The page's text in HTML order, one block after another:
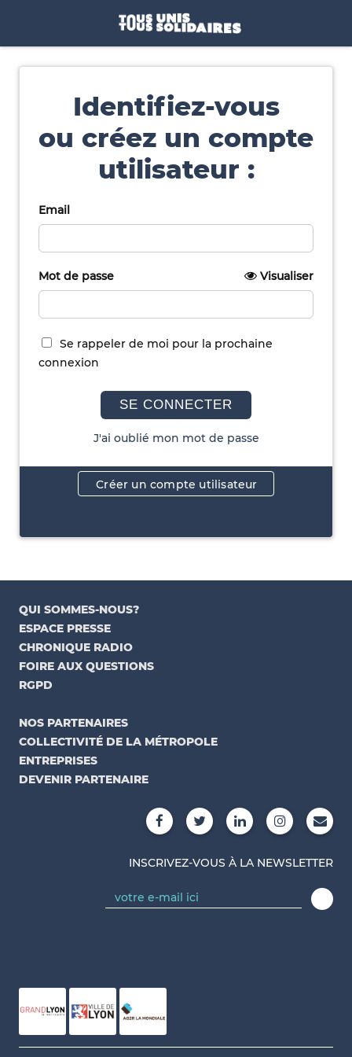
Identifiez-vous
ou créez un compte
utilisateur :
Email
Mot de passe Visualiser
Se rappeler de moi pour la prochaine
connexion
SE CONNECTER
J'ai oublié mon mot de passe
Créer un compte utilisateur
QUI SOMMES-NOUS?
ESPACE PRESSE
CHRONIQUE RADIO
FOIRE AUX QUESTIONS
RGPD
NOS PARTENAIRES
COLLECTIVITÉ DE LA MÉTROPOLE
ENTREPRISES
DEVENIR PARTENAIRE
INSCRIVEZ-VOUS À LA NEWSLETTER